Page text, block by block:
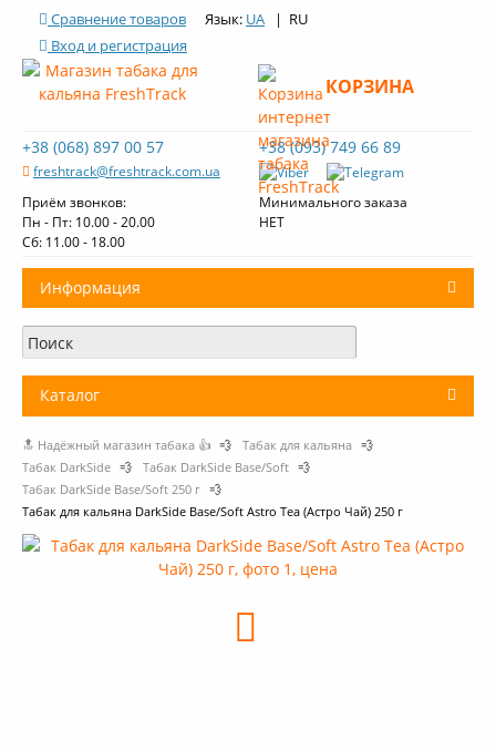
Сравнение товаров Язык: UA | RU
Вход и регистрация
+38 (068) 897 00 57
freshtrack@freshtrack.com.ua
+38 (093) 749 66 89
Приём звонков:
Пн - Пт: 10.00 - 20.00
Cб: 11.00 - 18.00
Минимального заказа
НЕТ
КОРЗИНА
Информация
О нас
Доставка и оплата
Обзоры табака Fresh Track
Каталог
Табак для кальяна
Уголь для кальяна
Кальяны
Комплектующие для кальяна
🔝 Надёжный магазин табака 👍 💨 Табак для кальяна 💨
Табак DarkSide 💨 Табак DarkSide Base/Soft 💨
Табак DarkSide Base/Soft 250 г 💨
Табак для кальяна DarkSide Base/Soft Astro Tea (Астро Чай) 250 г